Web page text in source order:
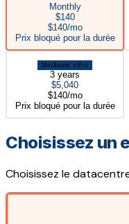
Monthly
$140
$140/mo
Prix bloqué pour la durée
Meilleure offre
3 years
$5,040
$140/mo
Prix bloqué pour la durée
Choisissez un
Choisissez le